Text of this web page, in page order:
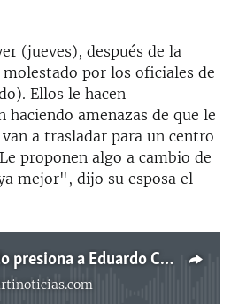
(jueves), después de la
por los oficiales de
Ellos le hacen
haciendo amenazas de que le
a trasladar para un centro
proponen algo a cambio de
mejor", dijo su esposa el
Seguridad del Estado presiona a Eduardo Cardet para que abandone la lucha, dice su esposa
currently available